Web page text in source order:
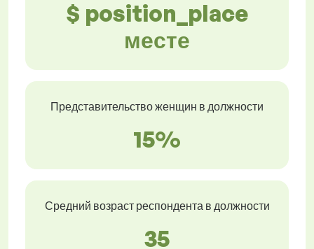
$ position_place
месте
Представительство женщин в должности
15%
Средний возраст респондента в должности
35